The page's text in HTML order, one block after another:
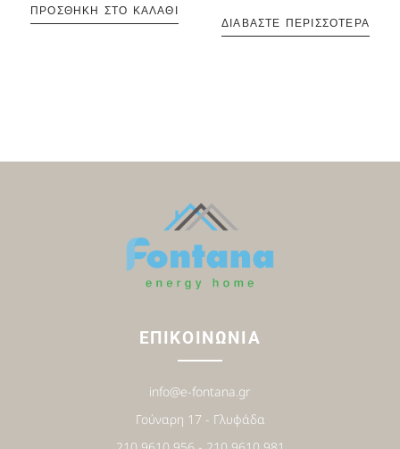
ΠΡΟΣΘΉΚΗ ΣΤΟ ΚΑΛΆΘΙ
ΔΙΑΒΆΣΤΕ ΠΕΡΙΣΣΌΤΕΡΑ
ΕΠΙΚΟΙΝΩΝΙΑ
info@e-fontana.gr
Γούναρη 17 - Γλυφάδα